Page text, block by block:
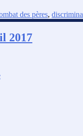
des pères,
2017